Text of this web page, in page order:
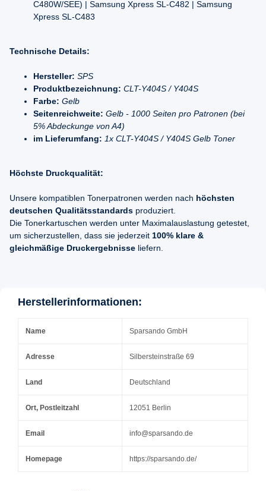
C480W/SEE) | Samsung Xpress SL-C482 | Samsung
Xpress SL-C483
Technische Details:
Hersteller: SPS
Produktbezeichnung: CLT-Y404S / Y404S
Farbe: Gelb
Seitenreichweite: Gelb - 1000 Seiten pro Patronen (bei
5% Abdeckunge von A4)
im Lieferumfang: 1x CLT-Y404S / Y404S Gelb Toner
Höchste Druckqualität:
Unsere kompatiblen Tonerpatronen werden nach höchsten
deutschen Qualitätsstandards produziert.
Die Tonerkartuschen werden unter Maximalauslastung getestet,
um sicherzustellen, dass sie jederzeit 100% klare &
gleichmäßige Druckergebnisse liefern.
Herstellerinformationen:
Name Sparsando GmbH
Adresse Silbersteinstraße 69
Land Deutschland
Ort, Postleitzahl 12051 Berlin
Email info@sparsando.de
Homepage https://sparsando.de/